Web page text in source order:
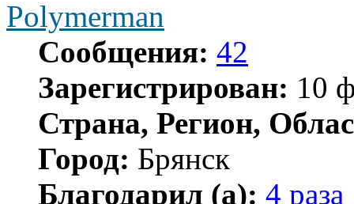
Polymerman
Сообщения: 42
Зарегистрирован: 10
Страна, Регион,
Город: Брянск
Благодарил (а): 4 раза